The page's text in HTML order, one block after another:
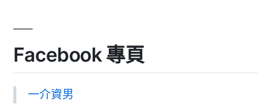
Facebook 專頁
一介資男